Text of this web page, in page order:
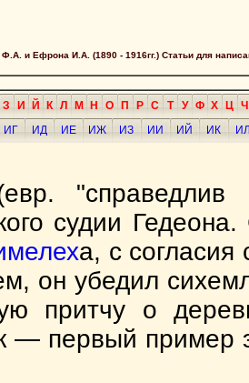
Ф.А. и Ефрона И.А. (1890 - 1916гг.) Статьи для
З И Й К Л М Н О П Р С Т У Ф Х Ц Ч
ИГ ИД ИЕ ИЖ ИЗ ИИ ИЙ ИК
судии
а, с согласия
он убедил
притчу о
— первый пример